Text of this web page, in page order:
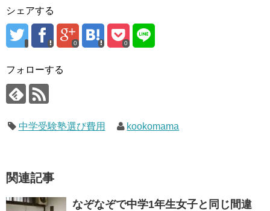
シェアする
0 0
フォローする
中学受験塾選び費用 kookomama
関連記事
なぞなぞで中学1年生女子と同じ間違